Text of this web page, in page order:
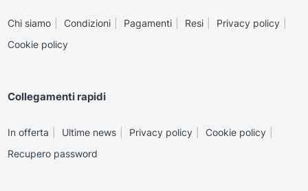
Chi siamo Condizioni Pagamenti Resi
Privacy policy
Cookie policy
Collegamenti rapidi
In offerta Ultime news Privacy policy
Cookie policy
Recupero password